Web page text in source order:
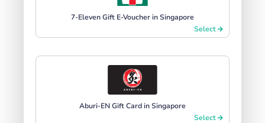
7-Eleven Gift E-Voucher in Singapore
Select
Aburi-EN Gift Card in Singapore
Select